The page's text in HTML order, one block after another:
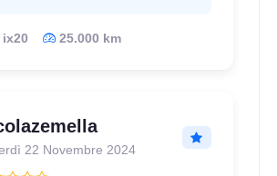
ix20 25.000 km
22 Novembre 2024